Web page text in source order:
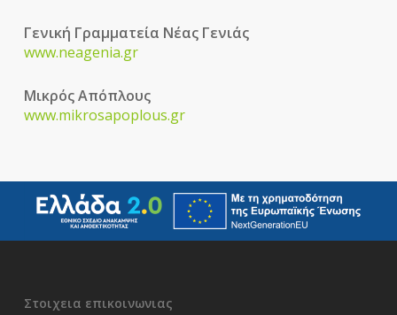
Γενική Γραμματεία Νέας Γενιάς
www.neagenia.gr
Μικρός Απόπλους
www.mikrosapoplous.gr
Στοιχεια επικοινωνιας